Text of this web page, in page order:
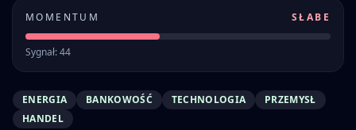
MOMENTUM SŁABE
Sygnał: 44
ENERGIA BANKOWOŚĆ TECHNOLOGIA
PRZEMYSŁ
HANDEL